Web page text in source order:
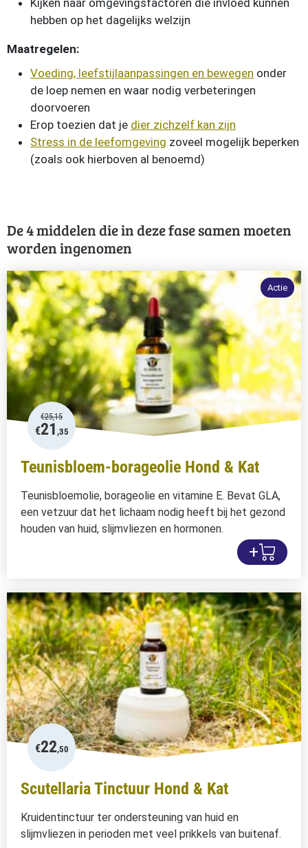
Kijken naar omgevingsfactoren die invloed kunnen
hebben op het dagelijks welzijn
Maatregelen:
Voeding, leefstijlaanpassingen en bewegen onder
de loep nemen en waar nodig verbeteringen
doorvoeren
Erop toezien dat je dier zichzelf kan zijn
Stress in de leefomgeving zoveel mogelijk beperken
(zoals ook hierboven al benoemd)
De 4 middelen die in deze fase samen moeten
worden ingenomen
€25,15
€21 ,35
Actie
Teunisbloem-borageolie Hond & Kat
Teunisbloemolie, borageolie en vitamine E. Bevat GLA,
een vetzuur dat het lichaam nodig heeft bij het gezond
houden van huid, slijmvliezen en hormonen.
+
€22,50
Scutellaria Tinctuur Hond & Kat
Kruidentinctuur ter ondersteuning van huid en
slijmvliezen in perioden met veel prikkels van buitenaf.